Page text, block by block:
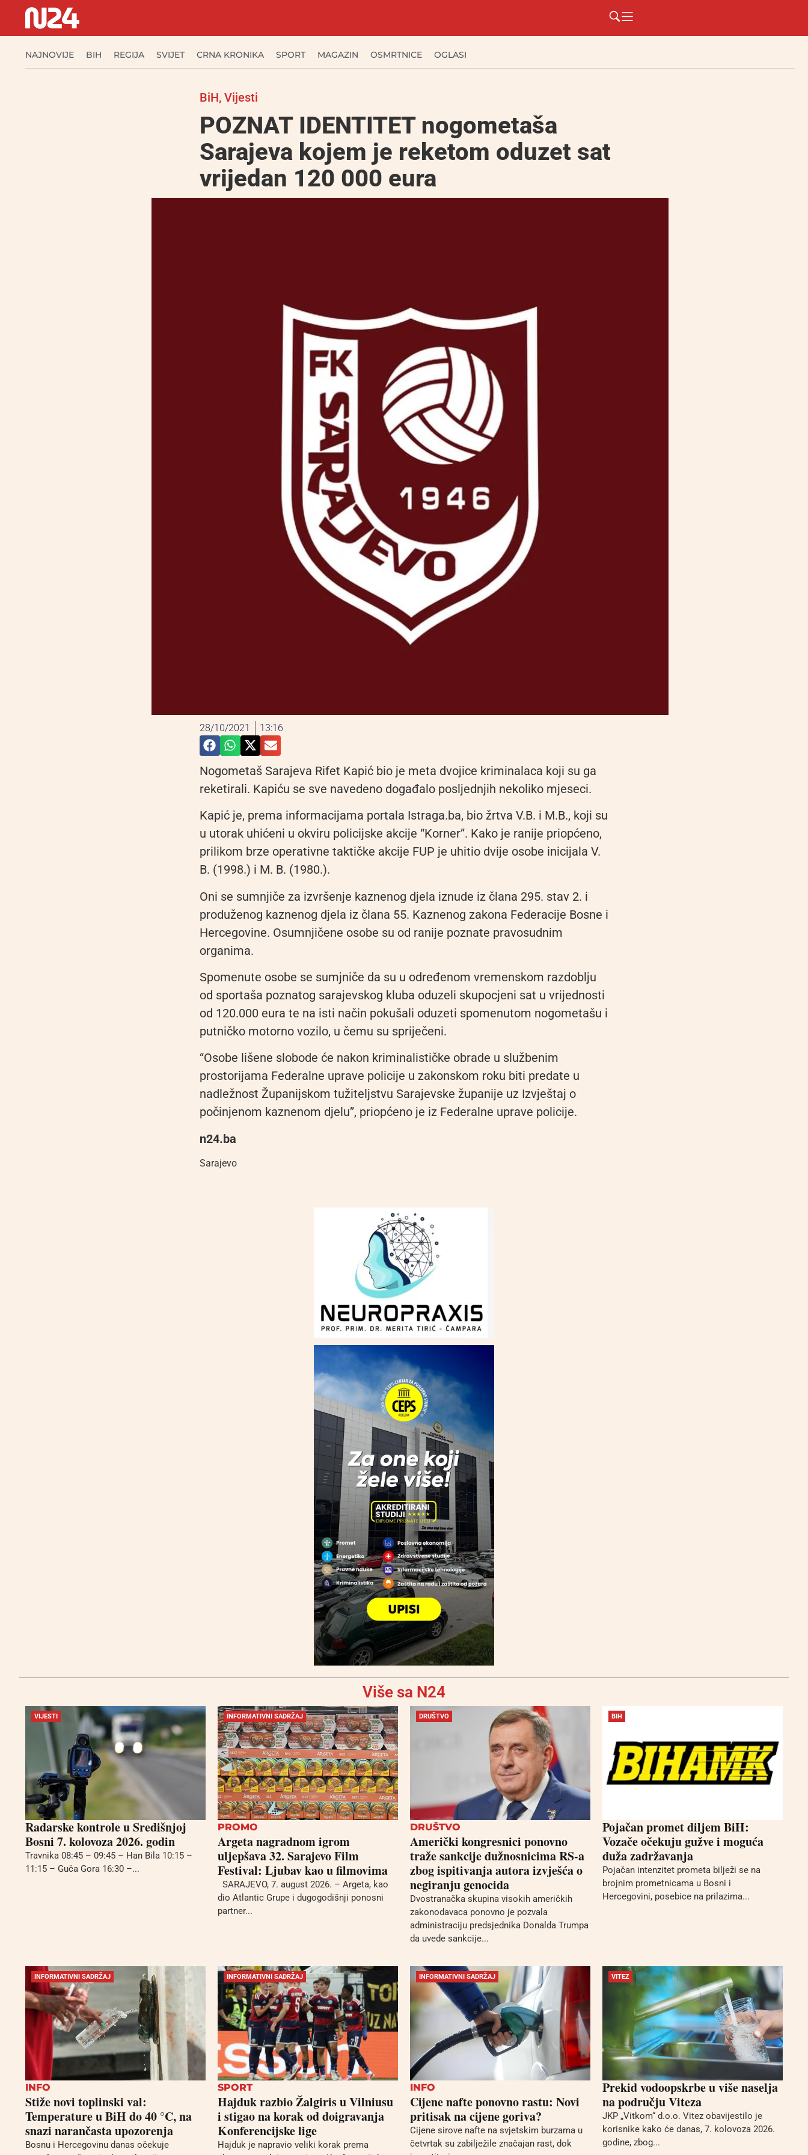
NAJNOVIJE BIH REGIJA SVIJET CRNA KRONIKA SPORT MAGAZIN OSMRTNICE OGLASI
BiH, Vijesti
POZNAT IDENTITET nogometaša
Sarajeva kojem je reketom oduzet sat
vrijedan 120 000 eura
28/10/2021 13:16
Nogometaš Sarajeva Rifet Kapić bio je meta dvojice kriminalaca koji su ga
reketirali. Kapiću se sve navedeno događalo posljednjih nekoliko mjeseci.
Kapić je, prema informacijama portala Istraga.ba, bio žrtva V.B. i M.B., koji su
u utorak uhićeni u okviru policijske akcije “Korner”. Kako je ranije priopćeno,
prilikom brze operativne taktičke akcije FUP je uhitio dvije osobe inicijala V.
B. (1998.) i M. B. (1980.).
Oni se sumnjiče za izvršenje kaznenog djela iznude iz člana 295. stav 2. i
produženog kaznenog djela iz člana 55. Kaznenog zakona Federacije Bosne i
Hercegovine. Osumnjičene osobe su od ranije poznate pravosudnim
organima.
Spomenute osobe se sumjniče da su u određenom vremenskom razdoblju
od sportaša poznatog sarajevskog kluba oduzeli skupocjeni sat u vrijednosti
od 120.000 eura te na isti način pokušali oduzeti spomenutom nogometašu i
putničko motorno vozilo, u čemu su spriječeni.
“Osobe lišene slobode će nakon kriminalističke obrade u službenim
prostorijama Federalne uprave policije u zakonskom roku biti predate u
nadležnost Županijskom tužiteljstvu Sarajevske županije uz Izvještaj o
počinjenom kaznenom djelu”, priopćeno je iz Federalne uprave policije.
n24.ba
Sarajevo
Više sa N24
VIJESTI
Radarske kontrole u Središnjoj
Bosni 7. kolovoza 2026. godin
Travnika 08:45 – 09:45 – Han Bila 10:15 –
11:15 – Guča Gora 16:30 –...
INFORMATIVNI SADRŽAJ
PROMO
Argeta nagradnom igrom
uljepšava 32. Sarajevo Film
Festival: Ljubav kao u filmovima
SARAJEVO, 7. august 2026. – Argeta, kao
dio Atlantic Grupe i dugogodišnji ponosni
partner...
DRUŠTVO
DRUŠTVO
Američki kongresnici ponovno
traže sankcije dužnosnicima RS-a
zbog ispitivanja autora izvješća o
negiranju genocida
Dvostranačka skupina visokih američkih
zakonodavaca ponovno je pozvala
administraciju predsjednika Donalda Trumpa
da uvede sankcije...
BIH
Pojačan promet diljem BiH:
Vozače očekuju gužve i moguća
duža zadržavanja
Pojačan intenzitet prometa bilježi se na
brojnim prometnicama u Bosni i
Hercegovini, posebice na prilazima...
INFORMATIVNI SADRŽAJ
INFO
Stiže novi toplinski val:
Temperature u BiH do 40 °C, na
snazi narančasta upozorenja
Bosnu i Hercegovinu danas očekuje
INFORMATIVNI SADRŽAJ
SPORT
Hajduk razbio Žalgiris u Vilniusu
i stigao na korak od doigravanja
Konferencijske lige
Hajduk je napravio veliki korak prema
INFORMATIVNI SADRŽAJ
INFO
Cijene nafte ponovno rastu: Novi
pritisak na cijene goriva?
Cijene sirove nafte na svjetskim burzama u
četvrtak su zabilježile značajan rast, dok
VITEZ
Prekid vodoopskrbe u više naselja
na području Viteza
JKP „Vitkom“ d.o.o. Vitez obavijestilo je
korisnike kako će danas, 7. kolovoza 2026.
godine, zbog...